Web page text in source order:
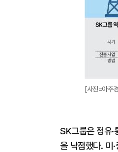
[사진=아주
SK그룹은 정유·
을 낙점했다. 미